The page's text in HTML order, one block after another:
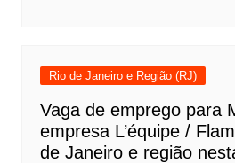
Rio de Janeiro e Região (RJ)
Vaga de emprego para
empresa L’équipe /
de Janeiro e região